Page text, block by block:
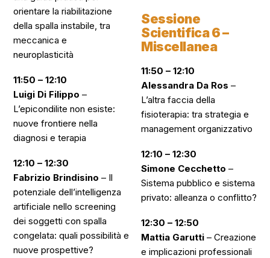
orientare la riabilitazione
della spalla instabile, tra
meccanica e
neuroplasticità
11:50 – 12:10
Luigi Di Filippo –
L’epicondilite non esiste:
nuove frontiere nella
diagnosi e terapia
12:10 – 12:30
Fabrizio Brindisino – Il
potenziale dell’intelligenza
artificiale nello screening
dei soggetti con spalla
congelata: quali possibilità e
nuove prospettive?
Sessione
Scientifica 6 –
Miscellanea
11:50 – 12:10
Alessandra Da Ros –
L’altra faccia della
fisioterapia: tra strategia e
management organizzativo
12:10 – 12:30
Simone Cecchetto –
Sistema pubblico e sistema
privato: alleanza o conflitto?
12:30 – 12:50
Mattia Garutti – Creazione
e implicazioni professionali